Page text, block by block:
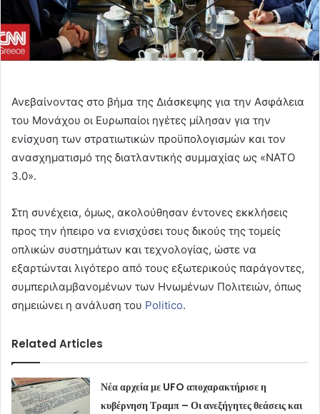
Ανεβαίνοντας στο βήμα της Διάσκεψης για την Ασφάλεια
του Μονάχου οι Ευρωπαίοι ηγέτες μίλησαν για την
ενίσχυση των στρατιωτικών προϋπολογισμών και τον
ανασχηματισμό της διατλαντικής συμμαχίας ως «ΝΑΤΟ
3.0».
Στη συνέχεια, όμως, ακολούθησαν έντονες εκκλήσεις
προς την ήπειρο να ενισχύσει τους δικούς της τομείς
οπλικών συστημάτων και τεχνολογίας, ώστε να
εξαρτώνται λιγότερο από τους εξωτερικούς παράγοντες,
συμπεριλαμβανομένων των Ηνωμένων Πολιτειών, όπως
σημειώνει η ανάλυση του Politico.
Related Articles
Νέα αρχεία με UFO αποχαρακτήρισε η
κυβέρνηση Τραμπ – Οι ανεξήγητες θεάσεις και